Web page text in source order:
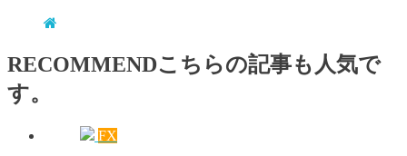
RECOMMENDこちらの記事も人気で
す。
FX